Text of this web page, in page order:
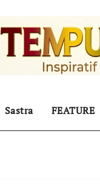
Sastra FEATURE